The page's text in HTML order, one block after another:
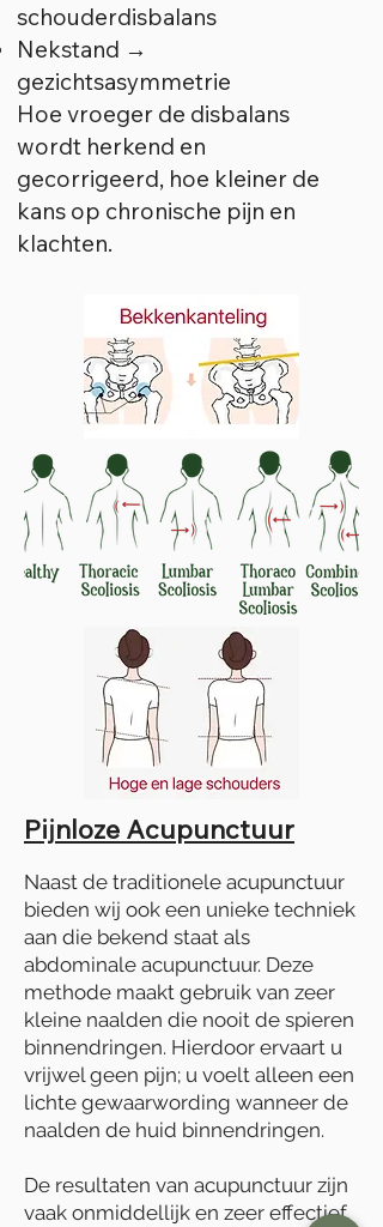
schouderdisbalans
Nekstand →
gezichtsasymmetrie
Hoe vroeger de disbalans
wordt herkend en
gecorrigeerd, hoe kleiner de
kans op chronische pijn en
klachten.
Pijnloze Acupunctuur
Naast de traditionele acupunctuur
bieden wij ook een unieke techniek
aan die bekend staat als
abdominale acupunctuur. Deze
methode maakt gebruik van zeer
kleine naalden die nooit de spieren
binnendringen. Hierdoor ervaart u
vrijwel geen pijn; u voelt alleen een
lichte gewaarwording wanneer de
naalden de huid binnendringen.
De resultaten van acupunctuur zijn
vaak onmiddellijk en zeer effectief,